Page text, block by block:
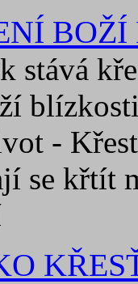
stává
-
se křtít